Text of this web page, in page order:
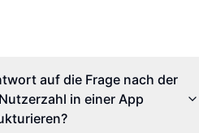
auf die Frage nach der
in einer App